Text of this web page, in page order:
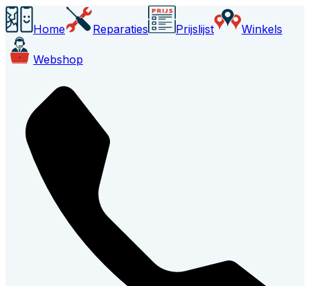
Home Reparaties Prijslijst Winkels
Webshop